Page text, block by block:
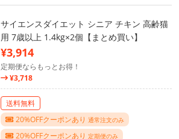
サイエンスダイエット シニア チキン 高齢猫
用 7歳以上 1.4kg×2個【まとめ買い】
¥3,914
定期便ならもっとお得！
¥3,718
送料無料
20%OFFクーポンあり 通常注文のみ
20%OFFクーポンあり 定期便のみ